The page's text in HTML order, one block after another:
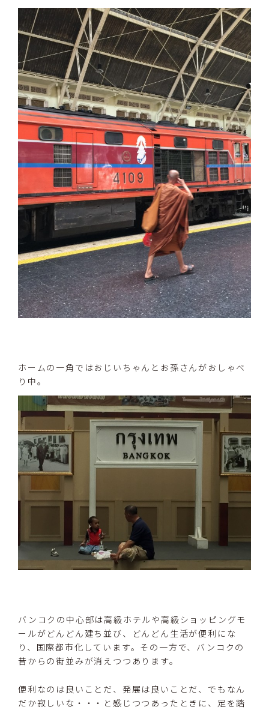
ホームの一角ではおじいちゃんとお孫さんがおしゃべ
り中。
バンコクの中心部は高級ホテルや高級ショッピングモ
ールがどんどん建ち並び、どんどん生活が便利にな
り、国際都市化しています。その一方で、バンコクの
昔からの街並みが消えつつあります。
便利なのは良いことだ、発展は良いことだ、でもなん
だか寂しいな・・・と感じつつあったときに、足を踏